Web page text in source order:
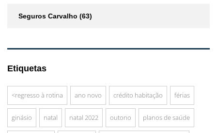
Seguros Carvalho (63)
Etiquetas
<regresso à rotina ano novo crédito habitação férias
ginásio natal natal 2022 outono planos de saúde